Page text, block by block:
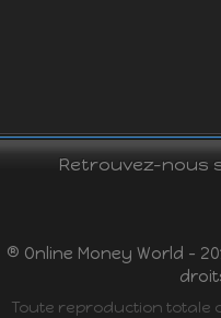
Retrouvez-nous
® Online Money World -
Toute reproduction totale